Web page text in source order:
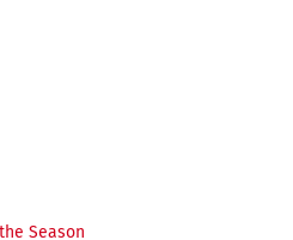
Season